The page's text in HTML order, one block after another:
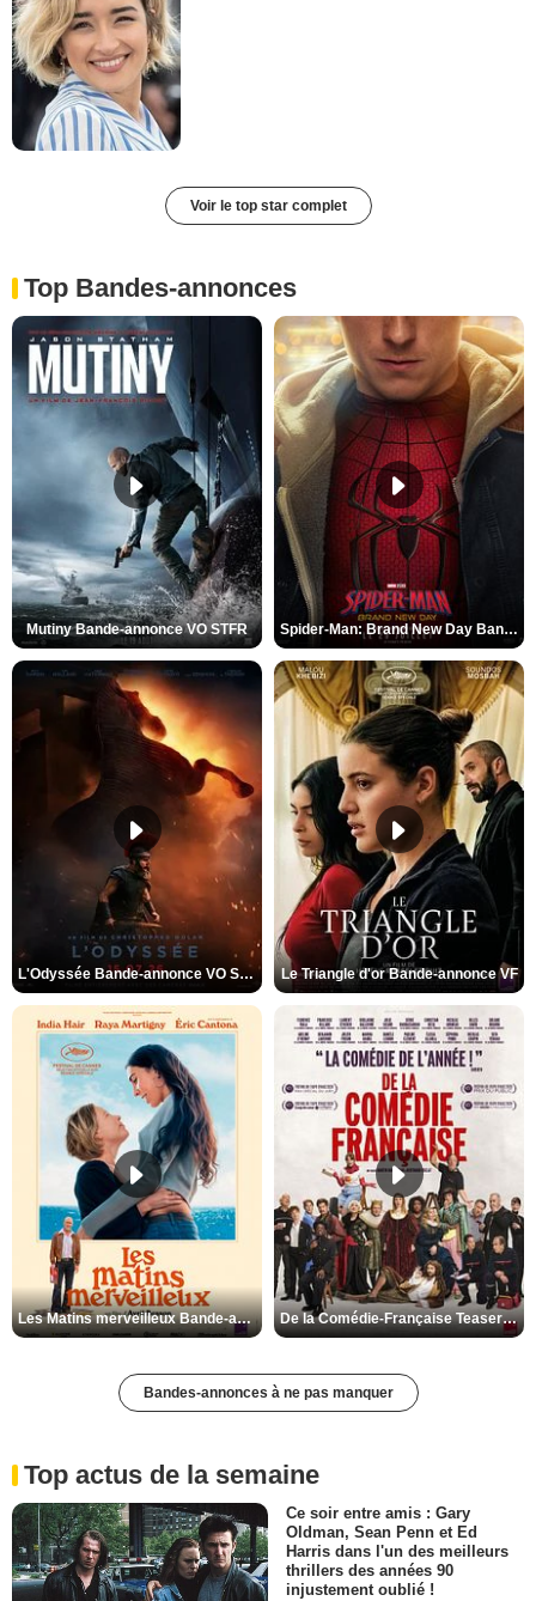
Voir le top star complet
Top Bandes-annonces
Mutiny Bande-annonce VO STFR Spider-Man: Brand New Day Bande-annonce VO STFR
L'Odyssée Bande-annonce VO STFR Le Triangle d'or Bande-annonce VF
Les Matins merveilleux Bande-annonce VF De la Comédie-Française Teaser VF
Bandes-annonces à ne pas manquer
Top actus de la semaine
Ce soir entre amis : Gary
Oldman, Sean Penn et Ed
Harris dans l'un des meilleurs
thrillers des années 90
injustement oublié !